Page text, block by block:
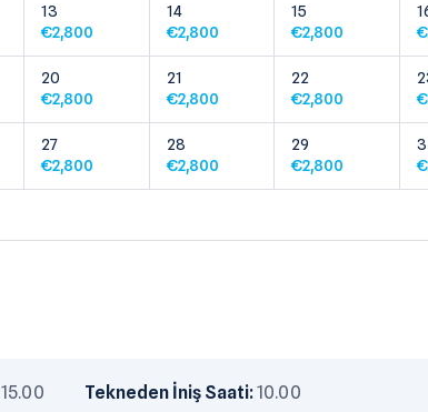
13
€2,800
14
€2,800
15
€2,800
€
20
€2,800
21
€2,800
22
€2,800
€
27
€2,800
28
€2,800
29
€2,800
€
15.00 Tekneden İniş Saati:10.00